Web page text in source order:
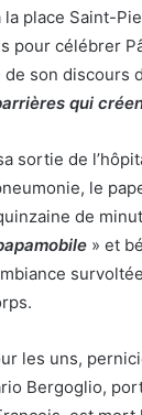
place Saint-
pour célébrer
son discours
qui
sortie de
le
de
» et
les uns,
Bergoglio,